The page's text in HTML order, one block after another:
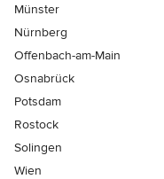
Münster
Nürnberg
Offenbach-am-Main
Osnabrück
Potsdam
Rostock
Solingen
Wien